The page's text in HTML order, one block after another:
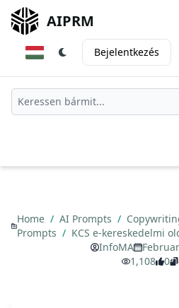
AIPRM
Bejelentkezés
Home / AI Prompts /
Prompts / KCS e-kereskedelmi
InfoMA
1,108
0